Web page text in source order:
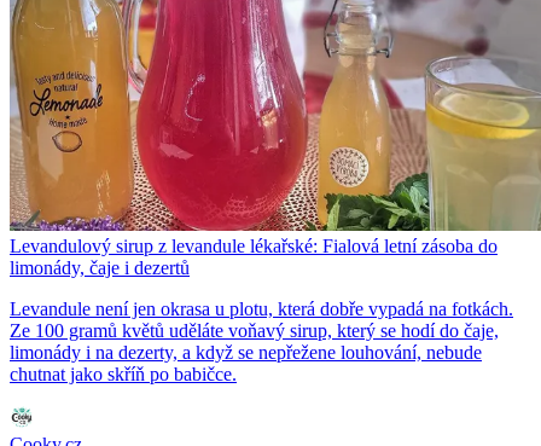
Levandulový sirup z levandule lékařské: Fialová letní zásoba do
limonády, čaje i dezertů
Levandule není jen okrasa u plotu, která dobře vypadá na fotkách.
Ze 100 gramů květů uděláte voňavý sirup, který se hodí do čaje,
limonády i na dezerty, a když se nepřežene louhování, nebude
chutnat jako skříň po babičce.